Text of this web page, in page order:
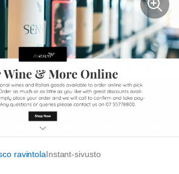
ravintolaInstant-sivusto